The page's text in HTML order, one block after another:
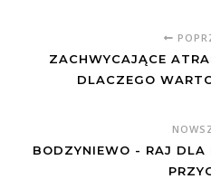
ZACHWYCAJĄCE
DLACZEGO
BODZYNIEWO - RAJ DLA